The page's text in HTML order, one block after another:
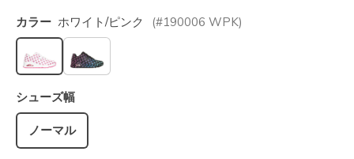
カラー ホワイト/ピンク (#190006 WPK)
選択されました
シューズ幅
ノーマル